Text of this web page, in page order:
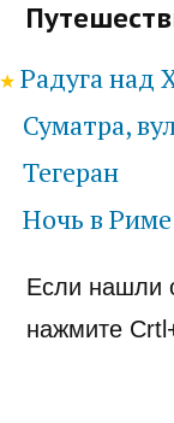
Радуга над
Суматра,
Тегеран
Ночь в Риме
Если нашли
нажмите